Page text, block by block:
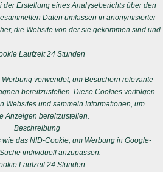
der Erstellung eines Analyseberichts über den
Daten umfassen in anonymisierter
die Website von der sie gekommen sind und
Laufzeit 24 Stunden
verwendet, um Besuchern relevante
bereitzustellen. Diese Cookies verfolgen
Websites und sammeln Informationen, um
Anzeigen bereitzustellen.
Beschreibung
das NID-Cookie, um Werbung in Google-
individuell anzupassen.
Laufzeit 24 Stunden